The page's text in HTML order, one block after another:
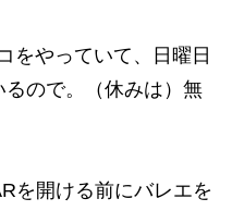
をやっていて、日曜日
ので。（休みは）無
を開ける前にバレエを